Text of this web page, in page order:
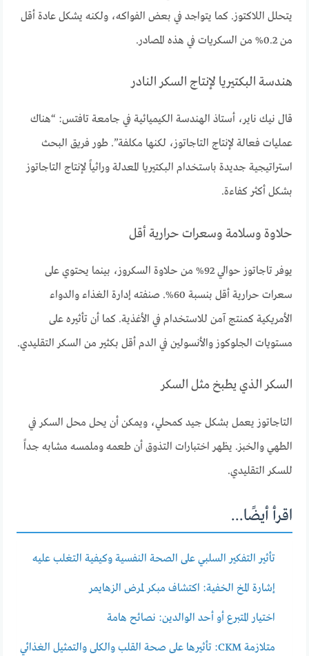
يتحلل اللاكتوز. كما يتواجد في بعض الفواكه، ولكنه يشكل عادة أقل
من 0.2% من السكريات في هذه المصادر.
هندسة البكتيريا لإنتاج السكر النادر
قال نيك ناير، أستاذ الهندسة الكيميائية في جامعة تافتس: “هناك
عمليات فعالة لإنتاج التاجاتوز، لكنها مكلفة”. طور فريق البحث
استراتيجية جديدة باستخدام البكتيريا المعدلة وراثياً لإنتاج التاجاتوز
بشكل أكثر كفاءة.
حلاوة وسلامة وسعرات حرارية أقل
يوفر تاجاتوز حوالي 92% من حلاوة السكروز، بينما يحتوي على
سعرات حرارية أقل بنسبة 60%. صنفته إدارة الغذاء والدواء
الأمريكية كمنتج آمن للاستخدام في الأغذية. كما أن تأثيره على
مستويات الجلوكوز والأنسولين في الدم أقل بكثير من السكر التقليدي.
السكر الذي يطبخ مثل السكر
التاجاتوز يعمل بشكل جيد كمحلي، ويمكن أن يحل محل السكر في
الطهي والخبز. يظهر اختبارات التذوق أن طعمه وملمسه مشابه جداً
للسكر التقليدي.
اقرأ أيضًا...
تأثير التفكير السلبي على الصحة النفسية وكيفية التغلب عليه
إشارة المخ الخفية: اكتشاف مبكر لمرض الزهايمر
اختيار المتبرع أو أحد الوالدين: نصائح هامة
متلازمة CKM: تأثيرها على صحة القلب والكلى والتمثيل الغذائي